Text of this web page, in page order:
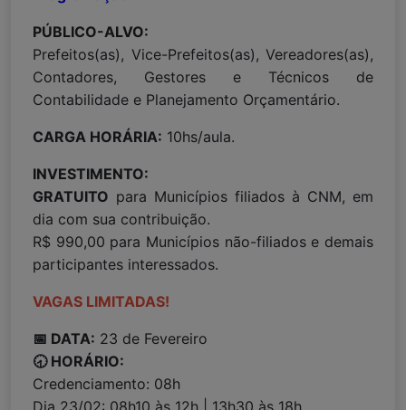
PÚBLICO-ALVO:
Prefeitos(as), Vice-Prefeitos(as), Vereadores(as),
Contadores, Gestores e Técnicos de
Contabilidade e Planejamento Orçamentário.
CARGA HORÁRIA: 10hs/aula.
INVESTIMENTO:
GRATUITO para Municípios filiados à CNM, em
dia com sua contribuição.
R$ 990,00 para Municípios não-filiados e demais
participantes interessados.
VAGAS LIMITADAS!
📅 DATA: 23 de Fevereiro
🕣 HORÁRIO:
Credenciamento: 08h
Dia 23/02: 08h10 às 12h | 13h30 às 18h